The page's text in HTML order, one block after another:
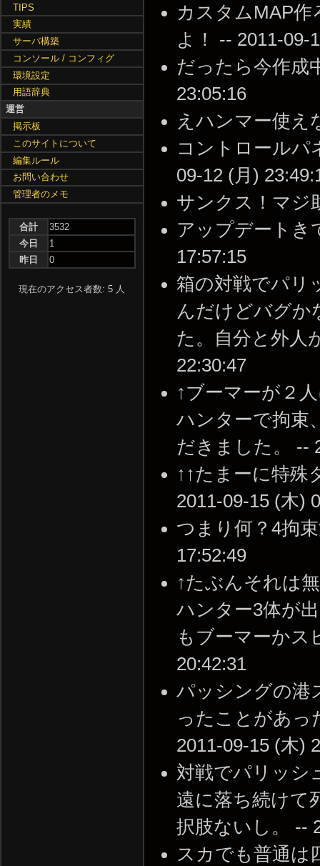
カスタムMAP
よ！ -- 2011-09-
だったら今作成
23:05:16
えハンマー使え
コントロールパ
09-12 (月)
サンクス！マジ
アップデートき
17:57:15
箱の対戦でパリ
んだけどバグか
た。自分と外人
22:30:47
↑ブーマーが２
ハンターで拘束
だきました。 --
↑↑たまーに特殊
2011-09-15 (木)
つまり何？4拘
17:52:49
↑たぶんそれは
ハンター3体が
もブーマーかス
20:42:31
パッシングの港
ったことがあっ
2011-09-15 (木)
対戦でパリッシ
遠に落ち続けて
択肢ないし。 --
スカでも普通は
TIPS
実績
サーバ構築
コンソール / コンフィグ
環境設定
用語辞典
運営
掲示板
このサイトについて
編集ルール
お問い合わせ
管理者のメモ
合計
3532
今日
1
昨日
0
現在のアクセス者数: 5 人